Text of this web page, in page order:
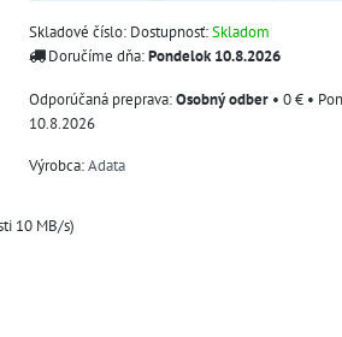
Skladové číslo: Dostupnosť:Skladom
Doručíme dňa:Pondelok10.8.2026
Osobný odber • 0 € •
10.8.2026
Výrobca:Adata
10 MB/s)